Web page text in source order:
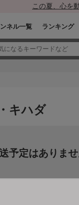
この夏、心を
ネル一覧 ランキング
キハダ
予定はありま